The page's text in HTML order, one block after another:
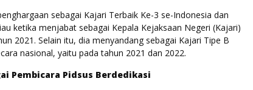
sebagai Kajari Terbaik Ke-3 se-Indonesia dan
ketika menjabat sebagai Kepala Kejaksaan Negeri (Kajari)
2021. Selain itu, dia menyandang sebagai Kajari Tipe B
nasional, yaitu pada tahun 2021 dan 2022.
Pembicara Pidsus Berdedikasi